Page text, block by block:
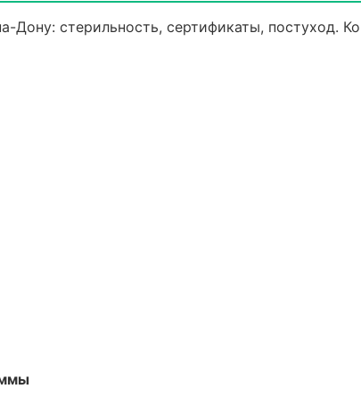
Дону: стерильность, сертификаты, постуход.